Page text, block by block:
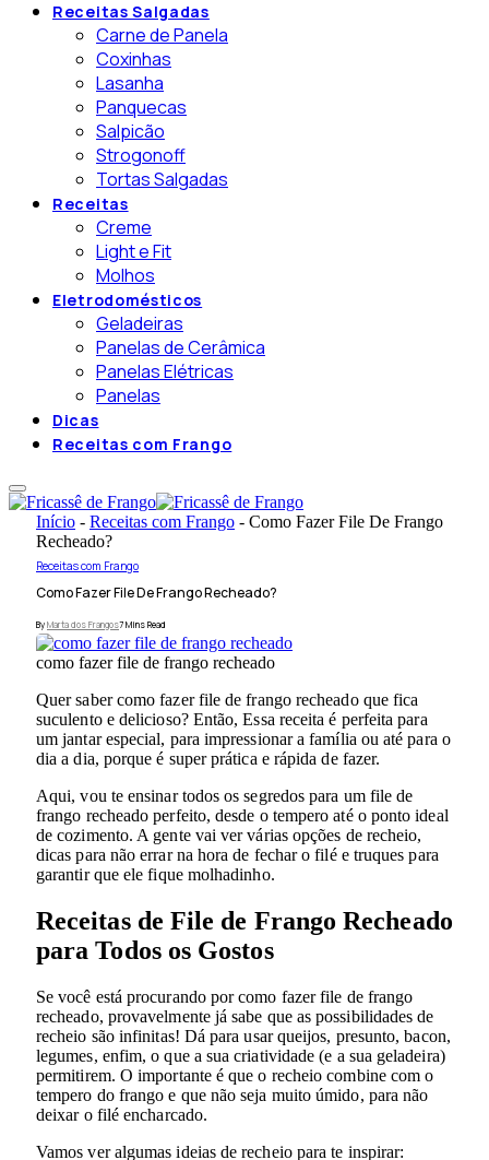
Receitas Salgadas
Carne de Panela
Coxinhas
Lasanha
Panquecas
Salpicão
Strogonoff
Tortas Salgadas
Receitas
Creme
Light e Fit
Molhos
Eletrodomésticos
Geladeiras
Panelas de Cerâmica
Panelas Elétricas
Panelas
Dicas
Receitas com Frango
Início - Receitas com Frango - Como Fazer File De Frango
Recheado?
Receitas com Frango
Como Fazer File De Frango Recheado?
ByMarta dos Frangos7 Mins Read
como fazer file de frango recheado
Quer saber como fazer file de frango recheado que fica
suculento e delicioso? Então, Essa receita é perfeita para
um jantar especial, para impressionar a família ou até para o
dia a dia, porque é super prática e rápida de fazer.
Aqui, vou te ensinar todos os segredos para um file de
frango recheado perfeito, desde o tempero até o ponto ideal
de cozimento. A gente vai ver várias opções de recheio,
dicas para não errar na hora de fechar o filé e truques para
garantir que ele fique molhadinho.
Receitas de File de Frango Recheado
para Todos os Gostos
Se você está procurando por como fazer file de frango
recheado, provavelmente já sabe que as possibilidades de
recheio são infinitas! Dá para usar queijos, presunto, bacon,
legumes, enfim, o que a sua criatividade (e a sua geladeira)
permitirem. O importante é que o recheio combine com o
tempero do frango e que não seja muito úmido, para não
deixar o filé encharcado.
Vamos ver algumas ideias de recheio para te inspirar: